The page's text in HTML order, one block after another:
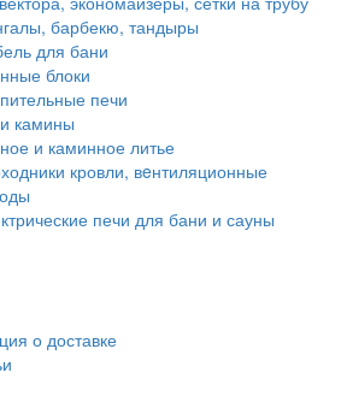
барбекю, тандыры
для бани
блоки
печи
камины
и каминное литье
кровли, вeнтиляционные
печи для бани и сауны
о доставке